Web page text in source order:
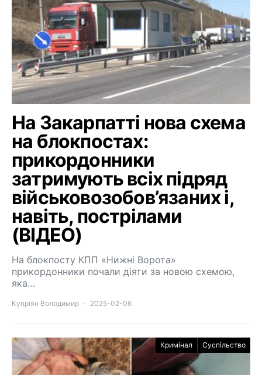
На Закарпатті нова схема
на блокпостах:
прикордонники
затримують всіх підряд
військовозобов’язаних і,
навіть, пострілами
(ВІДЕО)
На блокпосту КПП «Нижні Ворота»
прикордонники почали діяти за новою схемою,
яка…
Купріян Володимир 2025-02-06
Кримінал Суспільство